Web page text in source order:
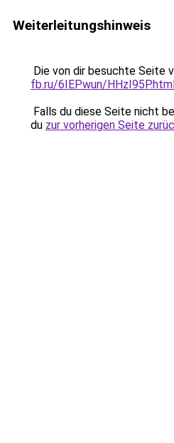
Weiterleitungshinweis
Die von dir besuchte Seite
fb.ru/6IEPwun/
Falls du diese Seite nicht
du zur vorherigen Seite